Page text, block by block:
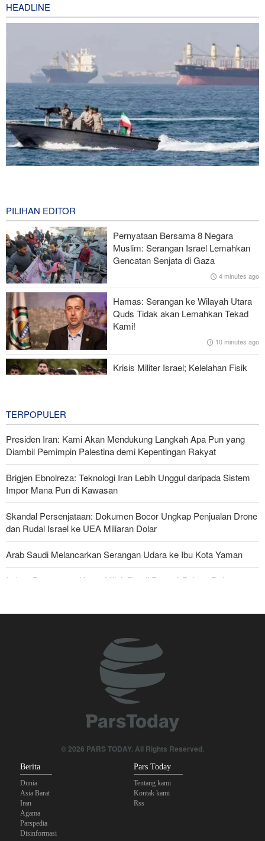
HEADLINE
Iran dan Kirgizstan Tingkatkan Kerja Sama Perdagangan dan
Pertambangan
National Interest: AS Ketinggalan Zaman dalam Pertempuran
Drone—Strategi Kompensasi Ketiga Gagal di Hormuz!
Brigjen Akrami Nia: Artesh dalam Kondisi Siaga Penuh
Foreign Policy: Riyadh Terjepit di Antara Iran dan Ansarullah,
Kebijakan Ini Gagal
PILIHAN EDITOR
Pernyataan Bersama 8 Negara
Muslim: Serangan Israel Lemahkan
Gencatan Senjata di Gaza
4 minutes ago
Hamas: Serangan ke Wilayah Utara
Quds Tidak akan Lemahkan Tekad
Kami!
10 minutes ago
Krisis Militer Israel; Kelelahan Fisik
TERPOPULER
Presiden Iran: Kami Akan Mendukung Langkah Apa Pun yang
Diambil Pemimpin Palestina demi Kepentingan Rakyat
Brigjen Ebnolreza: Teknologi Iran Lebih Unggul daripada Sistem
Impor Mana Pun di Kawasan
Skandal Persenjataan: Dokumen Bocor Ungkap Penjualan Drone
dan Rudal Israel ke UEA Miliaran Dolar
Arab Saudi Melancarkan Serangan Udara ke Ibu Kota Yaman
Imbas Pernyataan Kasar Milei; Brasil Panggil Pulang Dubes
Drone—Strategi Kompensasi Ketiga Gagal di Hormuz!
Legislator Iran: AS Akan Segera Diusir dari Kawasan dan Semua
Foreign Policy: Riyadh Terjepit di Antara Iran dan Ansarullah,
Kebijakan Ini Gagal
© 2026 PARS TODAY. All Rights Reserved.
Berita
Dunia
Asia Barat
Iran
Agama
Parspedia
Disinformasi
Pars Today
Tentang kami
Kontak kami
Rss